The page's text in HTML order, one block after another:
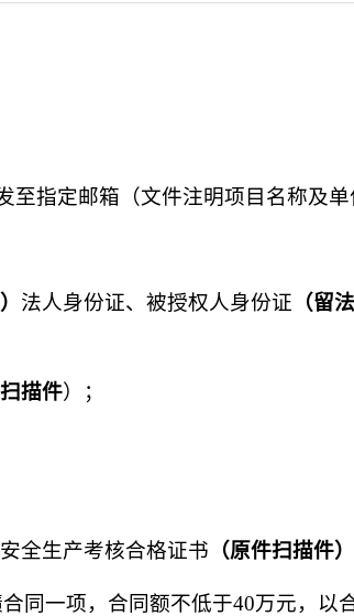
至指定邮箱（文件注明项目名称及
法人身份证、被授权人身份证 （留
描件）；
全生产考核合格证书 （原件扫描件）
同一项，合同额不低于40万元，以